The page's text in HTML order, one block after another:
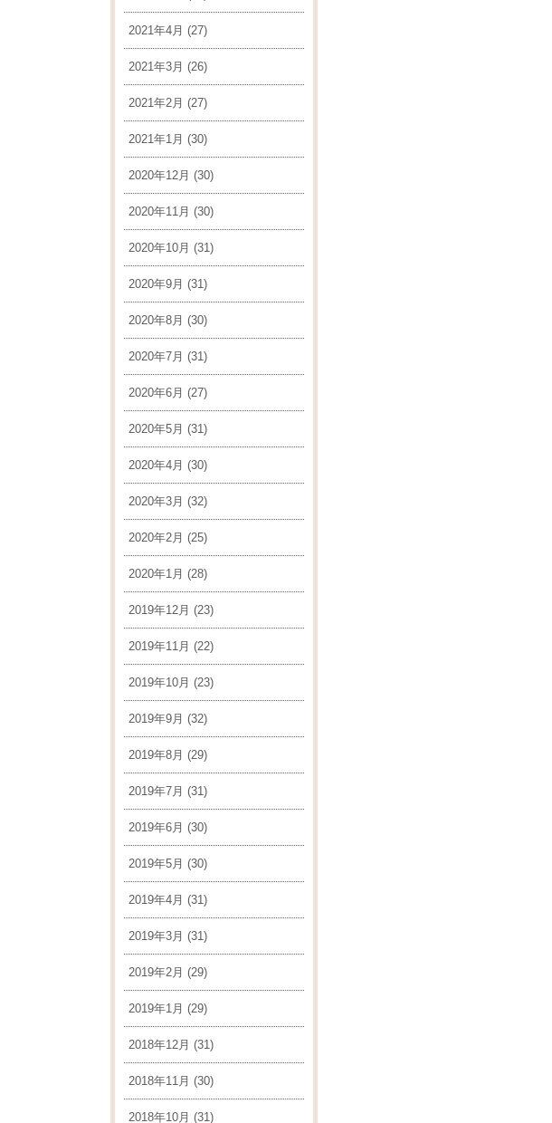
2021年4月 (27)
2021年3月 (26)
2021年2月 (27)
2021年1月 (30)
2020年12月 (30)
2020年11月 (30)
2020年10月 (31)
2020年9月 (31)
2020年8月 (30)
2020年7月 (31)
2020年6月 (27)
2020年5月 (31)
2020年4月 (30)
2020年3月 (32)
2020年2月 (25)
2020年1月 (28)
2019年12月 (23)
2019年11月 (22)
2019年10月 (23)
2019年9月 (32)
2019年8月 (29)
2019年7月 (31)
2019年6月 (30)
2019年5月 (30)
2019年4月 (31)
2019年3月 (31)
2019年2月 (29)
2019年1月 (29)
2018年12月 (31)
2018年11月 (30)
2018年10月 (31)